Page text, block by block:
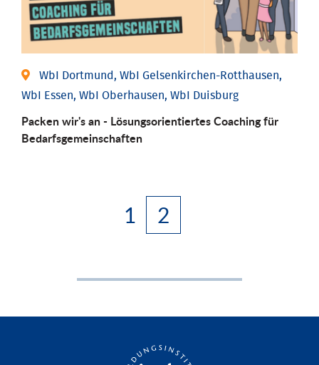
WbI Dortmund, WbI Gelsenkirchen-Rotthausen,
WbI Essen, WbI Oberhausen, WbI Duisburg
Packen wir's an - Lösungsorientiertes Coaching für
Bedarfsgemeinschaften
1 2